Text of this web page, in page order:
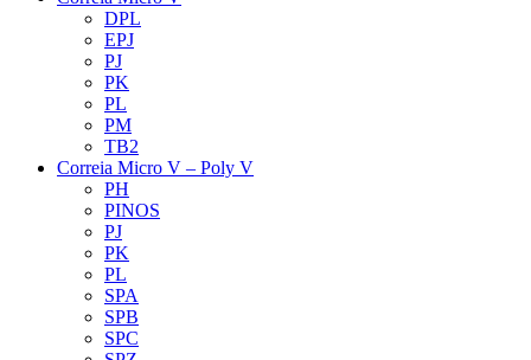
DPL
EPJ
PJ
PK
PL
PM
TB2
Correia Micro V – Poly V
PH
PINOS
PJ
PK
PL
SPA
SPB
SPC